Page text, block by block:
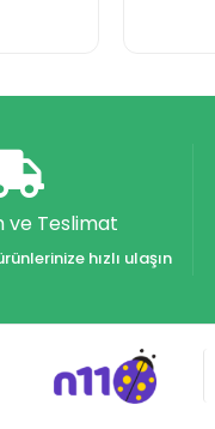
ve Teslimat
hızlı ulaşın